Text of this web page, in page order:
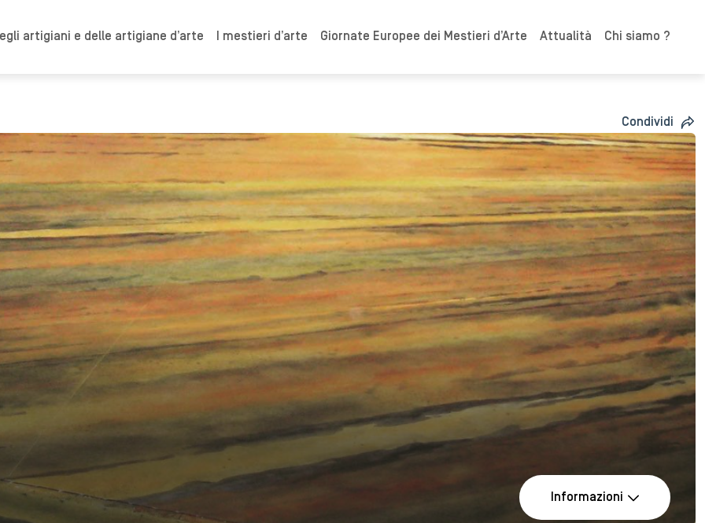
artigiani e delle artigiane d’arte I mestieri d’arte Giornate Europee dei Mestieri d’Arte Attualità Chi siamo ?
Condividi
Informazioni